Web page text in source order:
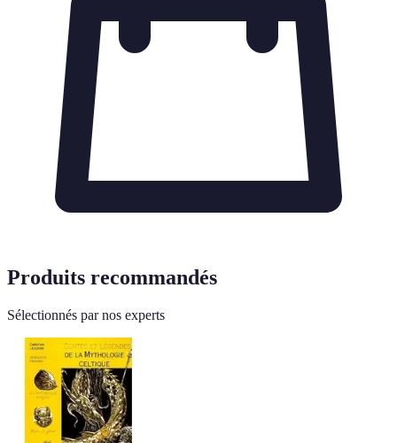
Produits recommandés
Sélectionnés par nos experts